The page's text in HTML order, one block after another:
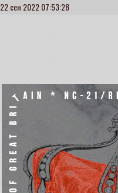
22 сен 2022 07:53:28